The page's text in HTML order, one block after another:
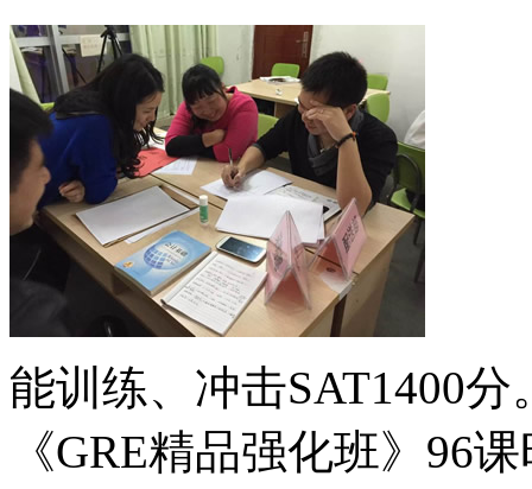
能训练、冲击SAT1400
《GRE精品强化班》96